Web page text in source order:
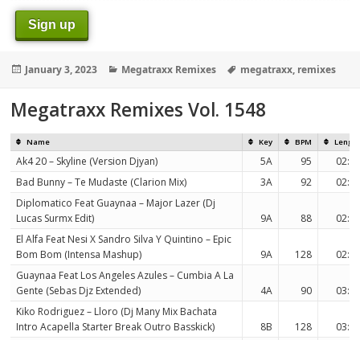
Sign up
Posted
January 3, 2023 Categories
Megatraxx Remixes Tags
megatraxx, remixes
Megatraxx Remixes Vol. 1548
Name Key BPM
Ak4 20 – Skyline (Version Djyan) 5A 95
Bad Bunny – Te Mudaste (Clarion Mix)
3A 92
Diplomatico Feat Guaynaa – Major Lazer (Dj
Lucas Surmx Edit)
9A 88
El Alfa Feat Nesi X Sandro Silva Y Quintino – Epic
Bom Bom (Intensa Mashup)
9A 128
Guaynaa Feat Los Angeles Azules – Cumbia A La
Gente (Sebas Djz Extended)
4A 90
Kiko Rodriguez – Lloro (Dj Many Mix Bachata
Intro Acapella Starter Break Outro Basskick)
8B 128